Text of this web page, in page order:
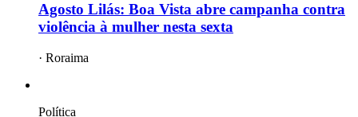
Agosto Lilás: Boa Vista abre campanha contra
violência à mulher nesta sexta
· Roraima
Política